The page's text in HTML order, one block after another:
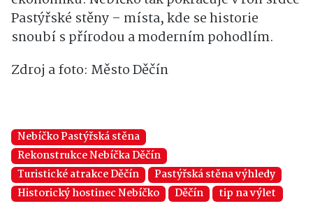
Pastýřské stěny – místa, kde se historie
snoubí s přírodou a moderním pohodlím.
Zdroj a foto: Město Děčín
Nebíčko Pastýřská stěna
Rekonstrukce Nebíčka Děčín
Turistické atrakce Děčín
Pastýřská stěna výhledy
Historický hostinec Nebíčko
Děčín tip na výlet